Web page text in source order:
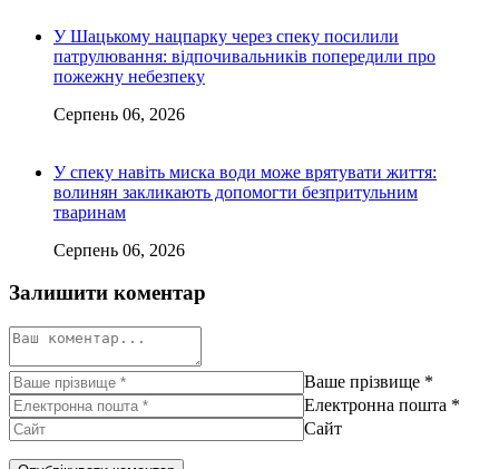
У Шацькому нацпарку через спеку посилили
патрулювання: відпочивальників попередили про
пожежну небезпеку
Серпень 06, 2026
У спеку навіть миска води може врятувати життя:
волинян закликають допомогти безпритульним
тваринам
Серпень 06, 2026
Залишити коментар
Ваше прізвище *
Електронна пошта *
Сайт